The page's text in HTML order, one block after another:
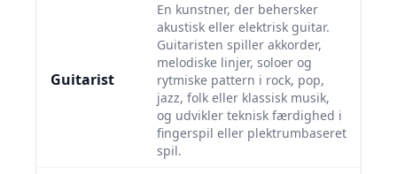
Guitarist
En kunstner, der behersker
akustisk eller elektrisk guitar.
Guitaristen spiller akkorder,
melodiske linjer, soloer og
rytmiske pattern i rock, pop,
jazz, folk eller klassisk musik,
og udvikler teknisk færdighed i
fingerspil eller plektrumbaseret
spil.